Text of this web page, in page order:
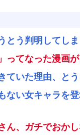
とう判明してし
ってなった漫画
ていた理由、と
ない女キャラを
ん、ガチでおか